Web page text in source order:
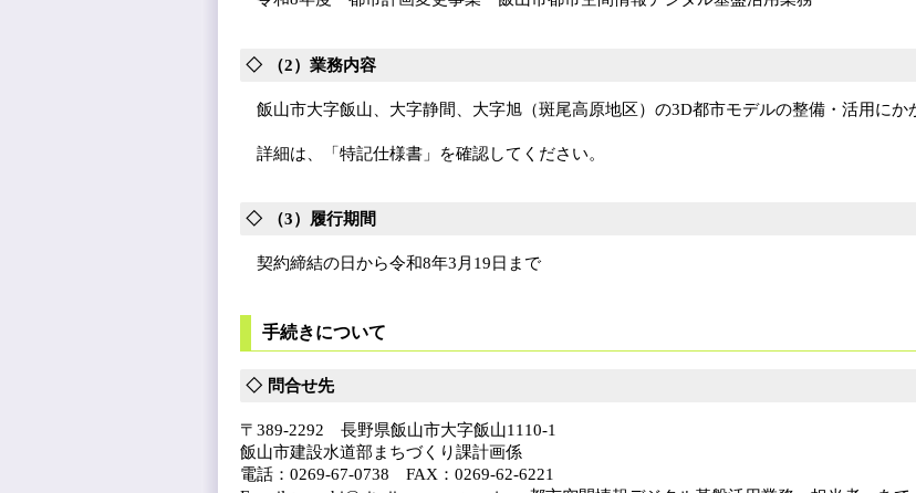
（2）業務内容
飯山市大字飯山、大字静間、大字旭（斑尾高原地区）の3D都市モデルの整備・活用にか
詳細は、「特記仕様書」を確認してください。
（3）履行期間
契約締結の日から令和8年3月19日まで
手続きについて
問合せ先
〒389-2292 長野県飯山市大字飯山1110-1
飯山市建設水道部まちづくり課計画係
電話：0269-67-0738 FAX：0269-62-6221